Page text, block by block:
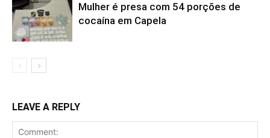
Mulher é presa com 54 porções de
cocaína em Capela
LEAVE A REPLY